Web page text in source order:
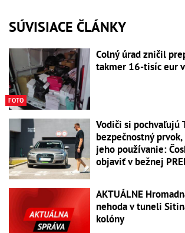
SÚVISIACE ČLÁNKY
FOTO
Colný úrad zničil
takmer 16-tisíc eur
Vodiči si pochvaľujú
bezpečnostný
jeho používanie:
objaviť v bežnej
AKTUÁLNE
nehoda v tuneli
kolóny